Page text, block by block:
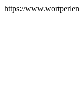
https://